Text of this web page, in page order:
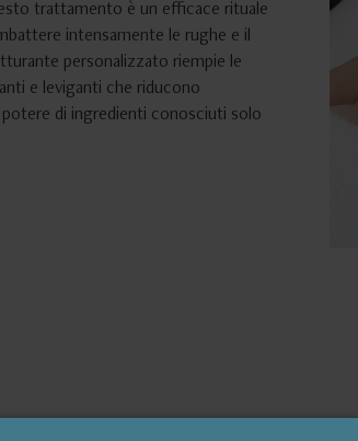
trattamento è un efficace rituale
intensamente le rughe e il
personalizzato riempie le
e leviganti che riducono
di ingredienti conosciuti solo